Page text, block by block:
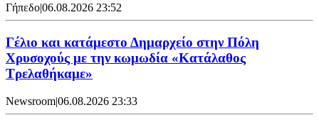
Γήπεδο|06.08.2026 23:52
Γέλιο και κατάμεστο Δημαρχείο στην Πόλη
Χρυσοχούς με την κωμωδία «Κατάλαθος
Τρελαθήκαμε»
Newsroom|06.08.2026 23:33